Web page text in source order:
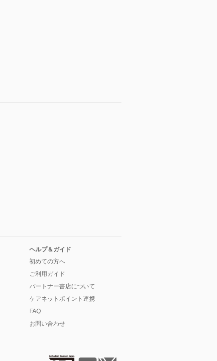
ヘルプ＆ガイド
初めての方へ
ご利用ガイド
パートナー書店について
ケアネットポイント連携
FAQ
お問い合わせ